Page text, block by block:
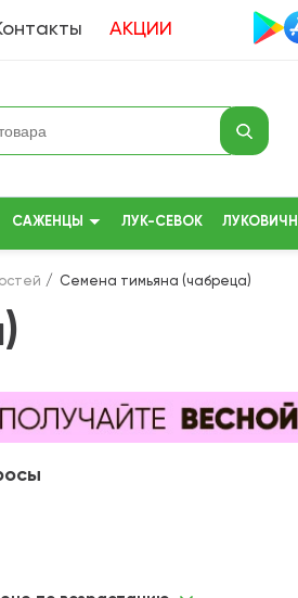
АКЦИИ
САЖЕНЦЫ ЛУК-СЕВОК
Семена тимьяна (чабреца)